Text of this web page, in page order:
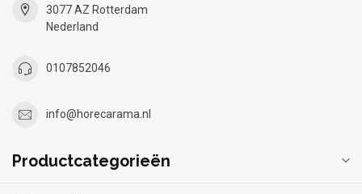
3077 AZ Rotterdam
Nederland
0107852046
info@horecarama.nl
Productcategorieën